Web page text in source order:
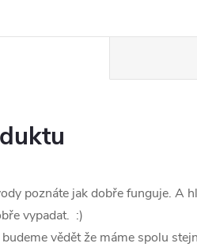
poznáte jak dobře funguje. A
vypadat. :)
vědět že máme spolu